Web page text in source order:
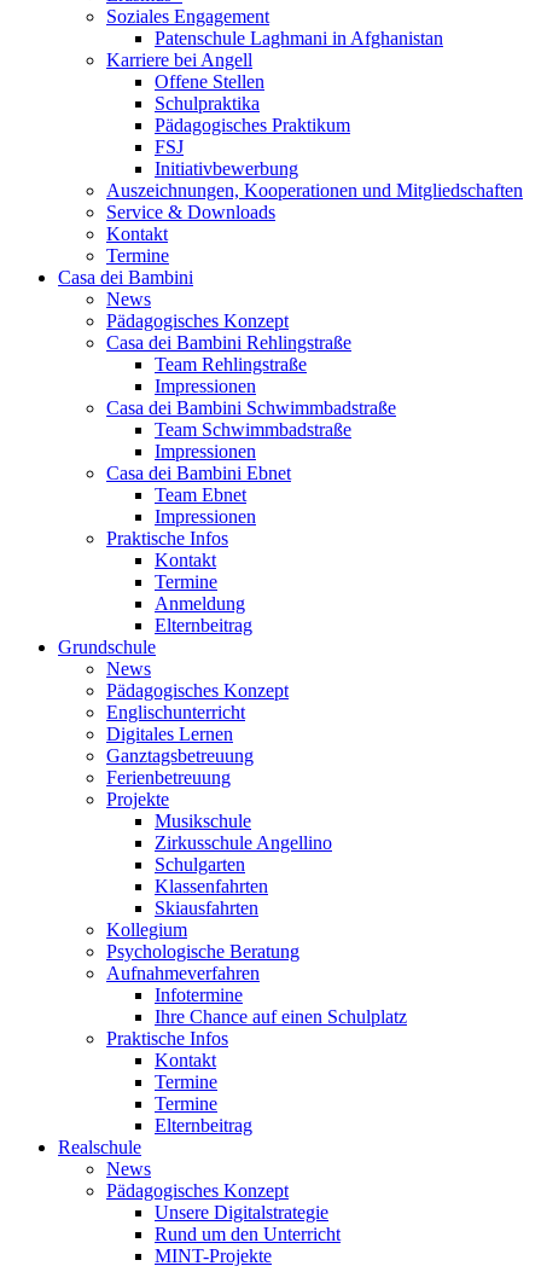
Soziales Engagement
Patenschule Laghmani in Afghanistan
Karriere bei Angell
Offene Stellen
Schulpraktika
Pädagogisches Praktikum
FSJ
Initiativbewerbung
Auszeichnungen, Kooperationen und Mitgliedschaften
Service & Downloads
Kontakt
Termine
Casa dei Bambini
News
Pädagogisches Konzept
Casa dei Bambini Rehlingstraße
Team Rehlingstraße
Impressionen
Casa dei Bambini Schwimmbadstraße
Team Schwimmbadstraße
Impressionen
Casa dei Bambini Ebnet
Team Ebnet
Impressionen
Praktische Infos
Kontakt
Termine
Anmeldung
Elternbeitrag
Grundschule
News
Pädagogisches Konzept
Englischunterricht
Digitales Lernen
Ganztagsbetreuung
Ferienbetreuung
Projekte
Musikschule
Zirkusschule Angellino
Schulgarten
Klassenfahrten
Skiausfahrten
Kollegium
Psychologische Beratung
Aufnahmeverfahren
Infotermine
Ihre Chance auf einen Schulplatz
Praktische Infos
Kontakt
Termine
Termine
Elternbeitrag
Realschule
News
Pädagogisches Konzept
Unsere Digitalstrategie
Rund um den Unterricht
MINT-Projekte